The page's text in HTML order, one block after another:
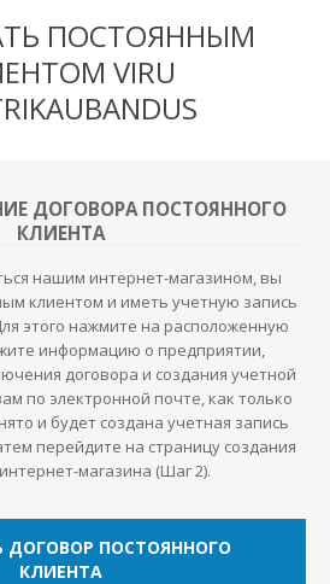
ПОСТОЯННЫМ
VIRU
ДОГОВОРА ПОСТОЯННОГО
КЛИЕНТА
нашим интернет-магазином, вы
клиентом и иметь учетную запись
этого нажмите на расположенную
информацию о предприятии,
договора и создания учетной
по электронной почте, как только
и будет создана учетная запись
перейдите на страницу создания
магазина (Шаг 2).
ПОСТОЯННОГО
КЛИЕНТА